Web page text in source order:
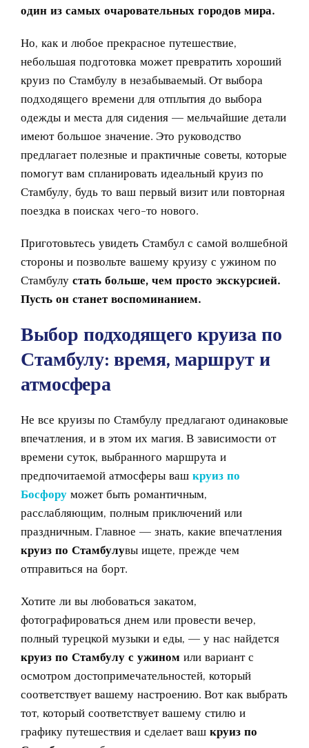
один из самых очаровательных городов мира.
Но, как и любое прекрасное путешествие,
небольшая подготовка может превратить хороший
круиз по Стамбулу в незабываемый. От выбора
подходящего времени для отплытия до выбора
одежды и места для сидения — мельчайшие детали
имеют большое значение. Это руководство
предлагает полезные и практичные советы, которые
помогут вам спланировать идеальный круиз по
Стамбулу, будь то ваш первый визит или повторная
поездка в поисках чего-то нового.
Приготовьтесь увидеть Стамбул с самой волшебной
стороны и позвольте вашему круизу с ужином по
Стамбулу стать больше, чем просто экскурсией.
Пусть он станет воспоминанием.
Выбор подходящего круиза по
Стамбулу: время, маршрут и
атмосфера
Не все круизы по Стамбулу предлагают одинаковые
впечатления, и в этом их магия. В зависимости от
времени суток, выбранного маршрута и
предпочитаемой атмосферы ваш круиз по
Босфору может быть романтичным,
расслабляющим, полным приключений или
праздничным. Главное — знать, какие впечатления
круиз по Стамбулувы ищете, прежде чем
отправиться на борт.
Хотите ли вы любоваться закатом,
фотографироваться днем ​​или провести вечер,
полный турецкой музыки и еды, — у нас найдется
круиз по Стамбулу с ужином или вариант с
осмотром достопримечательностей, который
соответствует вашему настроению. Вот как выбрать
тот, который соответствует вашему стилю и
графику путешествия и сделает ваш круиз по